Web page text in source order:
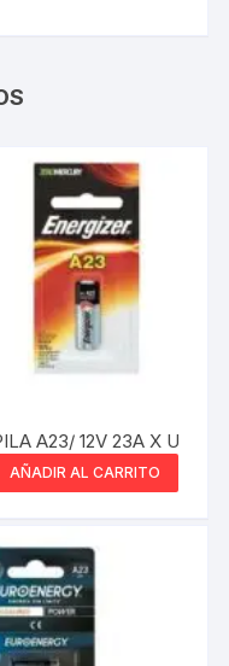
A23/ 12V 23A X U
AÑADIR AL CARRITO